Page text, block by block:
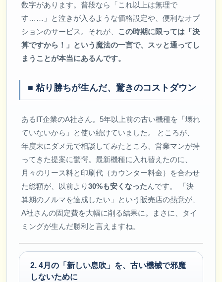
数字があります。普段なら「これ以上は無理で
す……」と泣きが入るような価格設定や、便利なオプ
ションのサービス。それが、 この時期に限っては「決
算ですから！」という魔法の一言で、スッと通ってし
まうことが本当にあるんです。
■ 粘り勝ちが生んだ、驚きのコストダウン
あるIT企業のA社さん。5年以上前の古い機種を「壊れ
ていないから」と使い続けていました。 ところが、
年度末にダメ元で相談してみたところ、営業マンが持
ってきた提案に驚愕。最新機種に入れ替えたのに、
月々のリース料と印刷代（カウンター料金）を合わせ
た総額が、以前より30%も安くなったんです。 「決
算期のノルマを達成したい」という販売店の熱意が、
A社さんの固定費を大幅に削る結果に。まさに、タイ
ミングが生んだ勝利と言えますね。
2. 4月の「新しい息吹」を、古い機械で邪魔
しないために